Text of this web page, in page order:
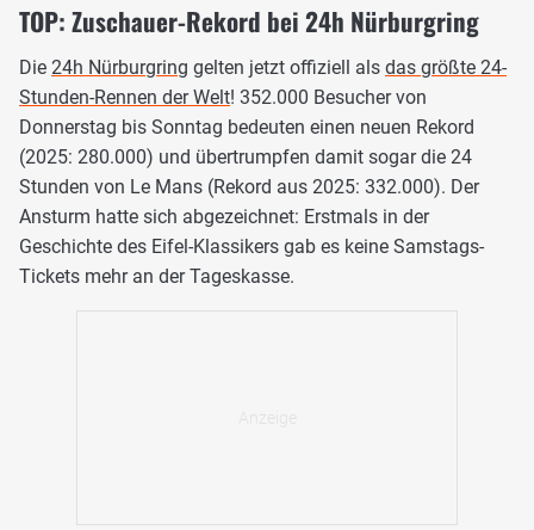
TOP: Zuschauer-Rekord bei 24h Nürburgring
Die 24h Nürburgring gelten jetzt offiziell als das größte 24-
Stunden-Rennen der Welt! 352.000 Besucher von
Donnerstag bis Sonntag bedeuten einen neuen Rekord
(2025: 280.000) und übertrumpfen damit sogar die 24
Stunden von Le Mans (Rekord aus 2025: 332.000). Der
Ansturm hatte sich abgezeichnet: Erstmals in der
Geschichte des Eifel-Klassikers gab es keine Samstags-
Tickets mehr an der Tageskasse.